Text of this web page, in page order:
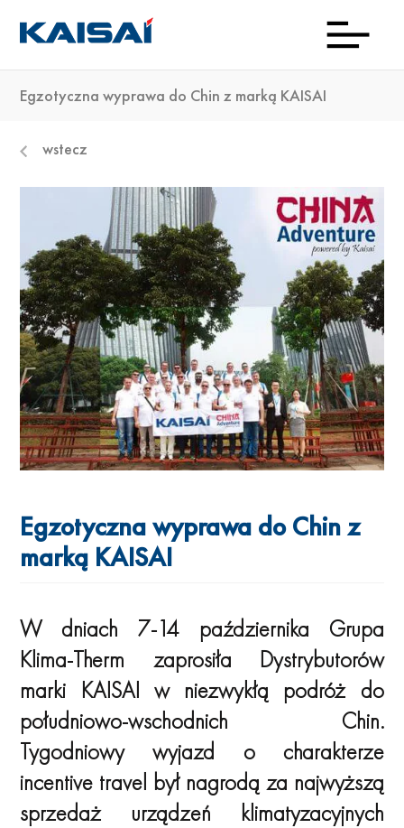
23
Egzotyczna wyprawa do Chin z marką KAISAI
wstecz
Egzotyczna wyprawa do Chin z
marką KAISAI
W dniach 7-14 października Grupa
Klima-Therm zaprosiła Dystrybutorów
marki KAISAI w niezwykłą podróż do
południowo-wschodnich Chin.
Tygodniowy wyjazd o charakterze
incentive travel był nagrodą za najwyższą
sprzedaż urządzeń klimatyzacyjnych